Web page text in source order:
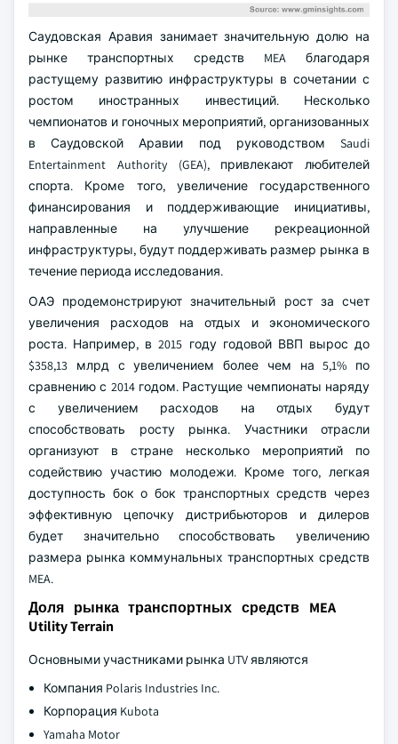
Саудовская Аравия занимает значительную долю на
рынке транспортных средств MEA благодаря
растущему развитию инфраструктуры в сочетании с
ростом иностранных инвестиций. Несколько
чемпионатов и гоночных мероприятий, организованных
в Саудовской Аравии под руководством Saudi
Entertainment Authority (GEA), привлекают любителей
спорта. Кроме того, увеличение государственного
финансирования и поддерживающие инициативы,
направленные на улучшение рекреационной
инфраструктуры, будут поддерживать размер рынка в
течение периода исследования.
ОАЭ продемонстрируют значительный рост за счет
увеличения расходов на отдых и экономического
роста. Например, в 2015 году годовой ВВП вырос до
$358,13 млрд с увеличением более чем на 5,1% по
сравнению с 2014 годом. Растущие чемпионаты наряду
с увеличением расходов на отдых будут
способствовать росту рынка. Участники отрасли
организуют в стране несколько мероприятий по
содействию участию молодежи. Кроме того, легкая
доступность бок о бок транспортных средств через
эффективную цепочку дистрибьюторов и дилеров
будет значительно способствовать увеличению
размера рынка коммунальных транспортных средств
MEA.
Доля рынка транспортных средств MEA
Utility Terrain
Основными участниками рынка UTV являются
Компания Polaris Industries Inc.
Корпорация Kubota
Yamaha Motor